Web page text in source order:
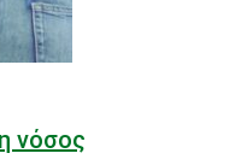
νόσος